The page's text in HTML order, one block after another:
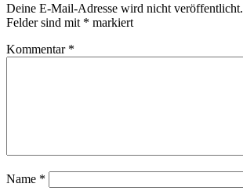
Deine E-Mail-Adresse wird nicht veröffentlicht.
Felder sind mit * markiert
Kommentar *
Name *